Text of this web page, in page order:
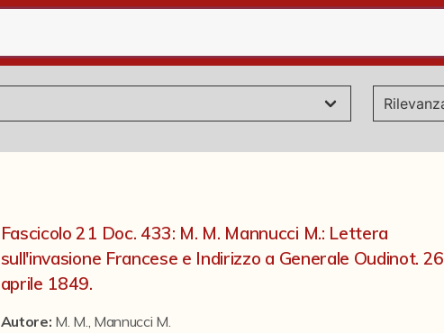
Fascicolo 21 Doc. 433: M. M. Mannucci M.: Lettera
sull'invasione Francese e Indirizzo a Generale Oudinot. 26
aprile 1849.
Autore: M. M., Mannucci M.